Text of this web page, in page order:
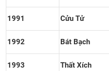
1991 Cửu Tử
1992 Bát Bạch
1993 Thất Xích